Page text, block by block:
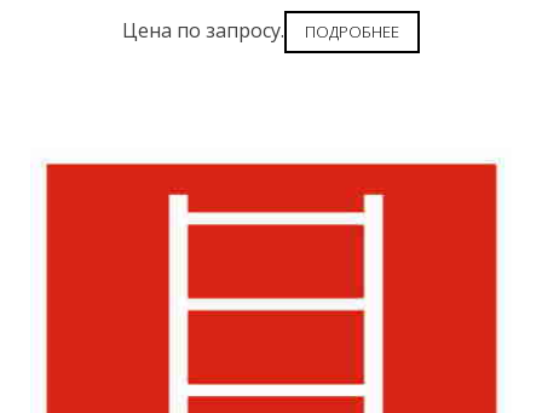
Цена по запросу. ПОДРОБНЕЕ